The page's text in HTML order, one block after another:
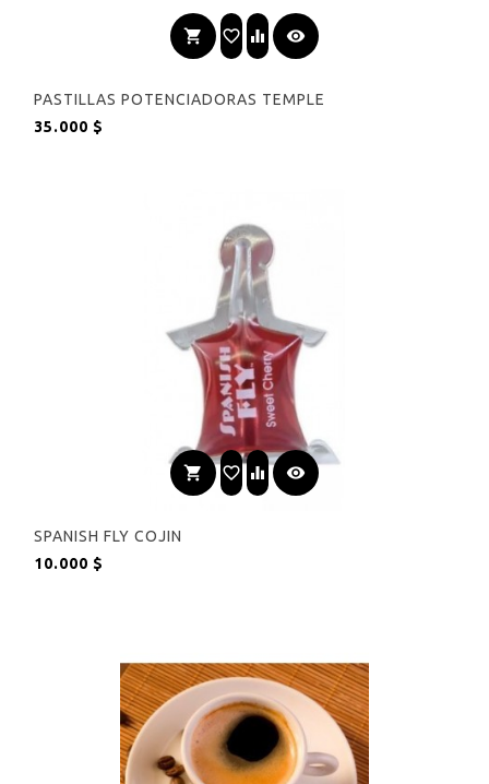
shopping_cart favorite_border equalizer visibility
PASTILLAS POTENCIADORAS TEMPLE
35.000 $
shopping_cart favorite_border equalizer visibility
SPANISH FLY COJIN
10.000 $